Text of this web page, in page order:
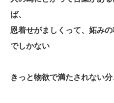
ば、
恩着せがましくって、妬み
でしかない
きっと物欲で満たされない